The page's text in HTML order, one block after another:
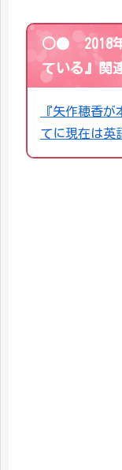
○● 2018年
ている』
『矢作穂香
てに現在は英